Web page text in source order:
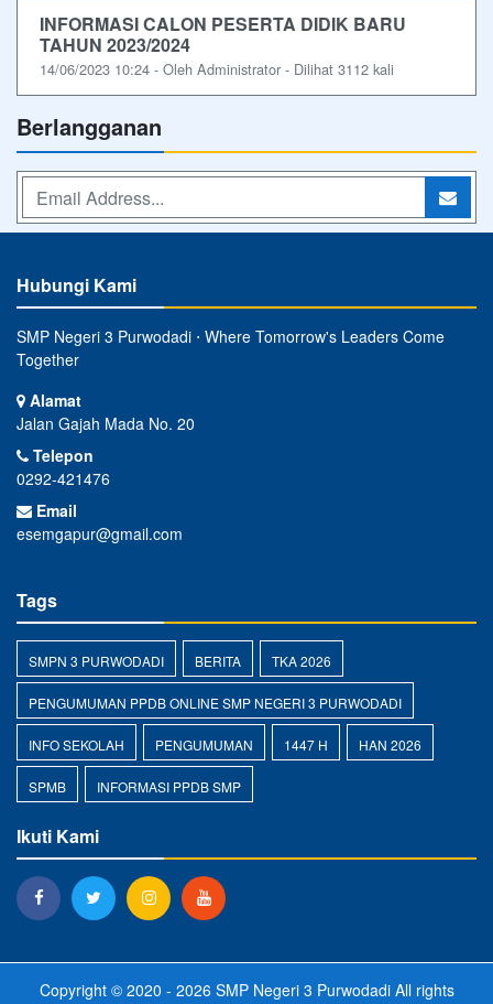
INFORMASI CALON PESERTA DIDIK BARU
TAHUN 2023/2024
14/06/2023 10:24 - Oleh Administrator - Dilihat 3112 kali
Berlangganan
Hubungi Kami
SMP Negeri 3 Purwodadi ⋅ Where Tomorrow's Leaders Come
Together
Alamat
Jalan Gajah Mada No. 20
Telepon
0292-421476
Email
esemgapur@gmail.com
Tags
SMPN 3 PURWODADI BERITA TKA 2026
PENGUMUMAN PPDB ONLINE SMP NEGERI 3 PURWODADI
INFO SEKOLAH PENGUMUMAN 1447 H HAN 2026
SPMB INFORMASI PPDB SMP
Ikuti Kami
Copyright © 2020 - 2026 SMP Negeri 3 PurwodadiAll rights